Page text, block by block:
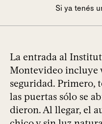
Si ya tenés
La entrada al
Montevideo incluye
seguridad. Primero,
las puertas sólo se
dieron. Al llegar, el